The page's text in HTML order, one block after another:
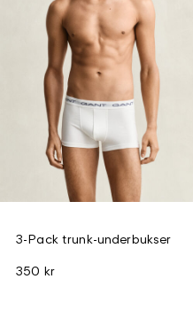
3-Pack trunk-underbukser
350 kr